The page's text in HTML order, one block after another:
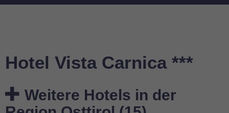
Hotel Vista Carnica ***
Weitere Hotels in der